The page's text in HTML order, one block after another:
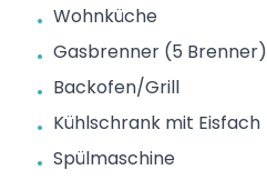
• Wohnküche
• Gasbrenner (5 Brenner)
• Backofen/Grill
• Kühlschrank mit Eisfach
• Spülmaschine